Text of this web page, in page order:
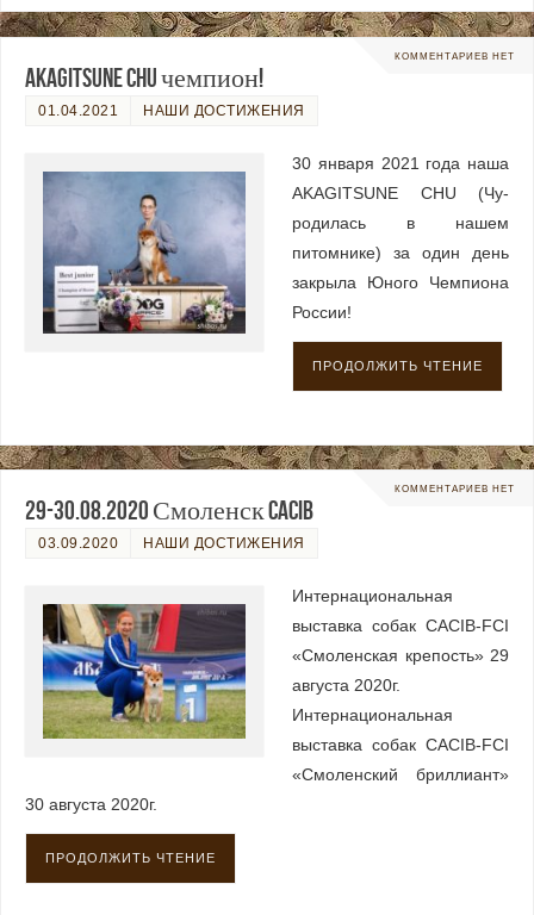
КОММЕНТАРИЕВ НЕТ
AKAGITSUNE CHU чемпион!
01.04.2021 НАШИ ДОСТИЖЕНИЯ
30 января 2021 года наша
AKAGITSUNE CHU (Чу-
родилась в нашем
питомнике) за один день
закрыла Юного Чемпиона
России!
ПРОДОЛЖИТЬ ЧТЕНИЕ
КОММЕНТАРИЕВ НЕТ
29-30.08.2020 Смоленск CACIB
03.09.2020 НАШИ ДОСТИЖЕНИЯ
Интернациональная
выставка собак CACIB-FCI
«Смоленская крепость» 29
августа 2020г.
Интернациональная
выставка собак CACIB-FCI
«Смоленский бриллиант»
30 августа 2020г.
ПРОДОЛЖИТЬ ЧТЕНИЕ